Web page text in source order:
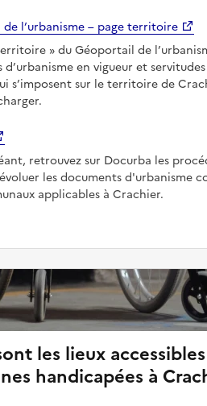
l’urbanisme – page territoire
du Géoportail de
en vigueur et
s’imposent sur le territoire de
retrouvez sur Docurba les
les documents d'urbanisme
applicables à Crachier.
les lieux
handicapées à